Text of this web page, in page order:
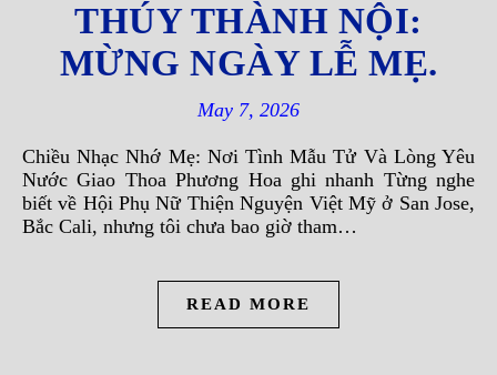
THÚY THÀNH NỘI:
MỪNG NGÀY LỄ MẸ.
May 7, 2026
Chiều Nhạc Nhớ Mẹ: Nơi Tình Mẫu Tử Và Lòng Yêu
Nước Giao Thoa Phương Hoa ghi nhanh Từng nghe
biết về Hội Phụ Nữ Thiện Nguyện Việt Mỹ ở San Jose,
Bắc Cali, nhưng tôi chưa bao giờ tham…
READ MORE